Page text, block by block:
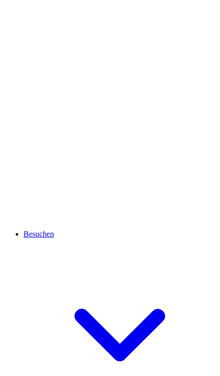
Besuchen